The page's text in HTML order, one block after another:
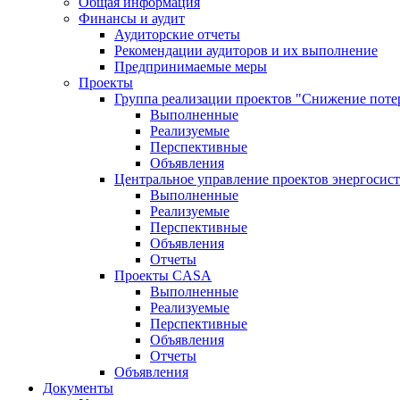
Финансы и аудит
Аудиторские отчеты
Рекомендации аудиторов и их выполнение
Предпринимаемые меры
Проекты
Группа реализации проектов "Снижение
Выполненные
Реализуемые
Перспективные
Объявления
Центральное управление проектов
Выполненные
Реализуемые
Перспективные
Объявления
Отчеты
Проекты CASA
Выполненные
Реализуемые
Перспективные
Объявления
Отчеты
Объявления
Документы